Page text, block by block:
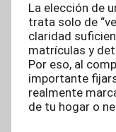
La elección de
trata solo de
claridad
matrículas y
Por eso, al
importante
realmente
de tu hogar o